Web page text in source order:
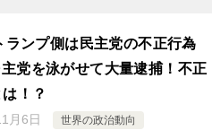
ンプ側は民主党の不正行為
党を泳がせて大量逮捕！不正
！？
月6日 世界の政治動向